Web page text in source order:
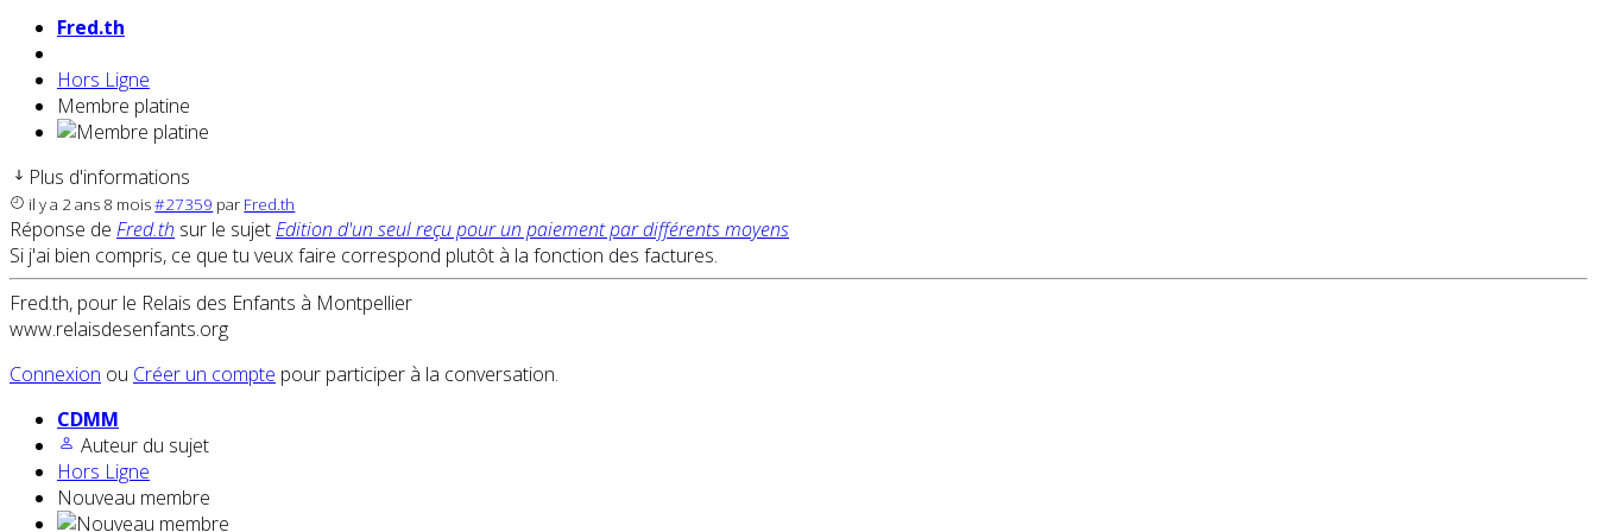
Fred.th
Hors Ligne
Membre platine
Plus d'informations
il y a 2 ans 8 mois#27359 par Fred.th
Réponse de Fred.th sur le sujetEdition d'un seul reçu pour un paiement par différents moyens
Si j'ai bien compris, ce que tu veux faire correspond plutôt à la fonction des factures.
Fred.th, pour le Relais des Enfants à Montpellier
www.relaisdesenfants.org
Connexion ou Créer un compte pour participer à la conversation.
CDMM
Auteur du sujet
Hors Ligne
Nouveau membre